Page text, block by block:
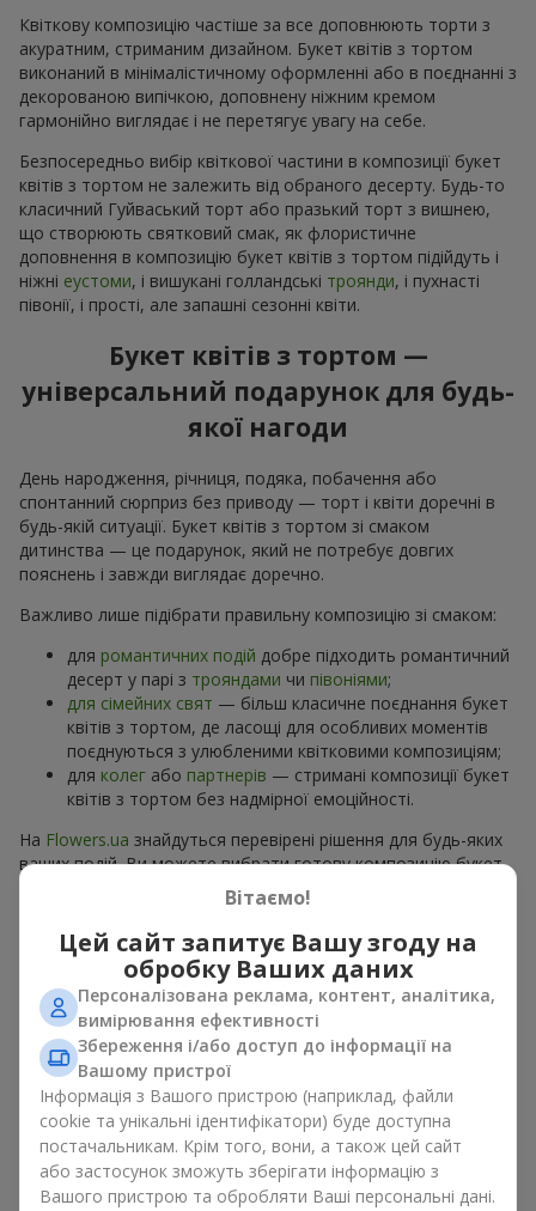
Квіткову композицію частіше за все доповнюють торти з
акуратним, стриманим дизайном. Букет квітів з тортом
виконаний в мінімалістичному оформленні або в поєднанні з
декорованою випічкою, доповнену ніжним кремом
гармонійно виглядає і не перетягує увагу на себе.
Безпосередньо вибір квіткової частини в композиції букет
квітів з тортом не залежить від обраного десерту. Будь-то
класичний Гуйваський торт або празький торт з вишнею,
що створюють святковий смак, як флористичне
доповнення в композицію букет квітів з тортом підійдуть і
ніжні еустоми, і вишукані голландські троянди, і пухнасті
півонії, і прості, але запашні сезонні квіти.
Букет квітів з тортом —
універсальний подарунок для будь-
якої нагоди
День народження, річниця, подяка, побачення або
спонтанний сюрприз без приводу — торт і квіти доречні в
будь-якій ситуації. Букет квітів з тортом зі смаком
дитинства — це подарунок, який не потребує довгих
пояснень і завжди виглядає доречно.
Важливо лише підібрати правильну композицію зі смаком:
для романтичних подій добре підходить романтичний
десерт у парі з трояндами чи півоніями;
для сімейних свят — більш класичне поєднання букет
квітів з тортом, де ласощі для особливих моментів
поєднуються з улюбленими квітковими композиціям;
для колег або партнерів — стримані композиції букет
квітів з тортом без надмірної емоційності.
На Flowers.ua знайдуться перевірені рішення для будь-яких
ваших подій. Ви можете вибрати готову композицію букет
квітів з тортом з відповідного розділу каталогу або
замовити окремо солодкий дарунок і вподобані квіти.
Більше варіантів серед акційних пропозиційта хітів.
Торти з живими квітами —
краса та смак в одному
подарунку
Торти з живими квітами – це сучасне поєднання
флористики та гастрономічної естетики. Ексклюзивний
десерт в поєднанні звишуканим букетомвиглядає ефектно,
стильно й підкреслює особливість події, якдень
Вітаємо!
Цей сайт запитує Вашу згоду на
обробку Ваших даних
Персоналізована реклама, контент, аналітика,
вимірювання ефективності
Збереження і/або доступ до інформації на
Вашому пристрої
Інформація з Вашого пристрою (наприклад, файли
cookie та унікальні ідентифікатори) буде доступна
постачальникам. Крім того, вони, а також цей сайт
або застосунок зможуть зберігати інформацію з
Вашого пристрою та обробляти Ваші персональні дані.